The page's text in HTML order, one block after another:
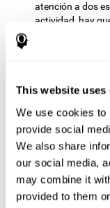
This website uses
We use cookies to
provide social
We also share
our social media,
may combine it
provided to them
atención a dos
actividad, hay
respuestas y
Inicialmente
indicar el más
contenga la
Test de
apareciendo
respuesta lo
coincida con el
coinciden, no